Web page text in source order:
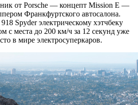
от Porsche — концепт Mission E —
Франкфуртского автосалона.
Spyder электрическому хэтчбеку
с места до 200 км/ч за 12 секунд уже
в мире электросуперкаров.